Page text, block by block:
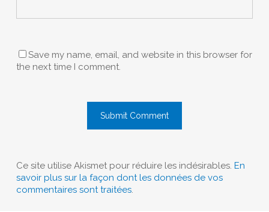
Save my name, email, and website in this browser for
the next time I comment.
Ce site utilise Akismet pour réduire les indésirables. En
savoir plus sur la façon dont les données de vos
commentaires sont traitées.